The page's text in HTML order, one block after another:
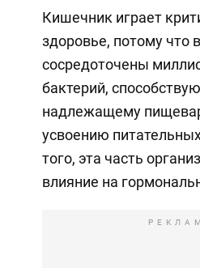
Кишечник играет
здоровье, потому что
сосредоточены
бактерий,
надлежащему
усвоению
того, эта часть
влияние на